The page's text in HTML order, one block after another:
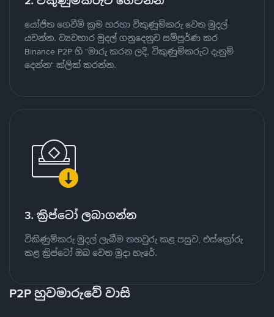
යෝජිත ගෙවීම් ක්‍රම හරහා විකුණුම්කරු වෙත මුදල්
යවන්න. ව්‍යවහාර මුදල් ගනුදෙනුව සම්පූර්ණ කර
Binance P2P හි "මාරු කරන ලදි, විකුණුම්කරුට දැනුම්
දෙන්න" ක්ලික් කරන්න.
3. ක්‍රිප්ටෝ ලබාගන්න
විකිණුම්කරු මුදල් ලැබීම තහවුරු කළ පසුව, එස්ක්‍රෝරු
කළ ක්‍රිප්ටෝ ඔබ වෙත මුදා හැරේ.
P2P හුවමාරුවේ වාසි